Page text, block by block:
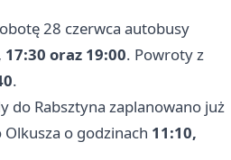
28 czerwca autobusy
oraz 19:00. Powroty z
.
do Rabsztyna zaplanowano już
o godzinach 11:10,